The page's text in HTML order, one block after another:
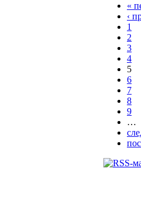
«
‹
1
2
3
4
5
6
7
8
9
…